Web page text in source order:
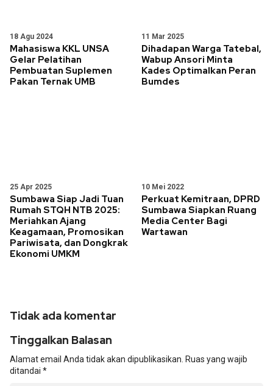
18 Agu 2024
Mahasiswa KKL UNSA
Gelar Pelatihan
Pembuatan Suplemen
Pakan Ternak UMB
11 Mar 2025
Dihadapan Warga Tatebal,
Wabup Ansori Minta
Kades Optimalkan Peran
Bumdes
25 Apr 2025
Sumbawa Siap Jadi Tuan
Rumah STQH NTB 2025:
Meriahkan Ajang
Keagamaan, Promosikan
Pariwisata, dan Dongkrak
Ekonomi UMKM
10 Mei 2022
Perkuat Kemitraan, DPRD
Sumbawa Siapkan Ruang
Media Center Bagi
Wartawan
Tidak ada komentar
Tinggalkan Balasan
Alamat email Anda tidak akan dipublikasikan. Ruas yang wajib
ditandai *